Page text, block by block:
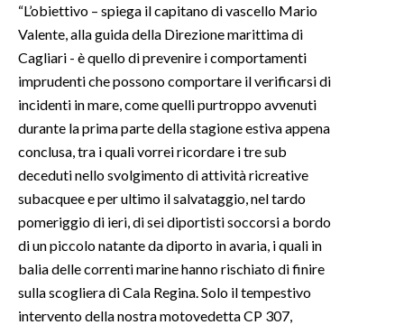
EVENTI
#CARAUNIONE
3 MINUTI CON
INSULARITÀ
INFO AZIENDE
ABBONATI
ANNUNCI
NECROLOGI
PUBBLICITÀ
“L’obiettivo – spiega il capitano di vascello Mario
Valente, alla guida della Direzione marittima di
Cagliari - è quello di prevenire i comportamenti
imprudenti che possono comportare il verificarsi di
incidenti in mare, come quelli purtroppo avvenuti
durante la prima parte della stagione estiva appena
conclusa, tra i quali vorrei ricordare i tre sub
deceduti nello svolgimento di attività ricreative
subacquee e per ultimo il salvataggio, nel tardo
pomeriggio di ieri, di sei diportisti soccorsi a bordo
di un piccolo natante da diporto in avaria, i quali in
balia delle correnti marine hanno rischiato di finire
sulla scogliera di Cala Regina. Solo il tempestivo
intervento della nostra motovedetta CP 307,